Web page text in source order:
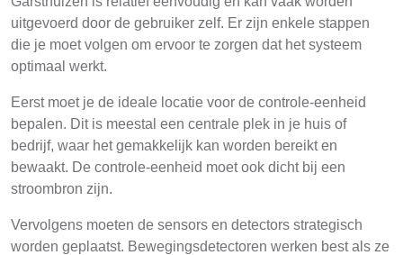
uitgevoerd door de gebruiker zelf. Er zijn enkele stappen
die je moet volgen om ervoor te zorgen dat het systeem
optimaal werkt.
Eerst moet je de ideale locatie voor de controle-eenheid
bepalen. Dit is meestal een centrale plek in je huis of
bedrijf, waar het gemakkelijk kan worden bereikt en
bewaakt. De controle-eenheid moet ook dicht bij een
stroombron zijn.
Vervolgens moeten de sensors en detectors strategisch
worden geplaatst. Bewegingsdetectoren werken best als ze